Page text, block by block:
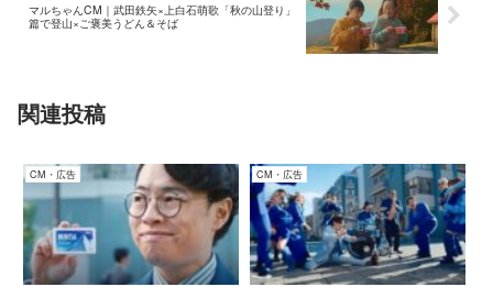
マルちゃんCM｜武田鉄矢×上白石萌歌「秋の山登り」
篇で登山×ご褒美うどん＆そば
関連投稿
CM・広告 CM・広告